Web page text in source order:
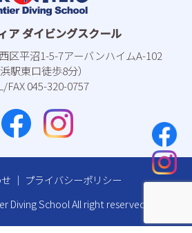
ア ダイビングスクール
区平沼1-5-7アーバンハイムA-102
駅東⼝徒歩8分）
FAX 045-320-0757
｜ プライバシーポリシー
Diving School All right reserved.